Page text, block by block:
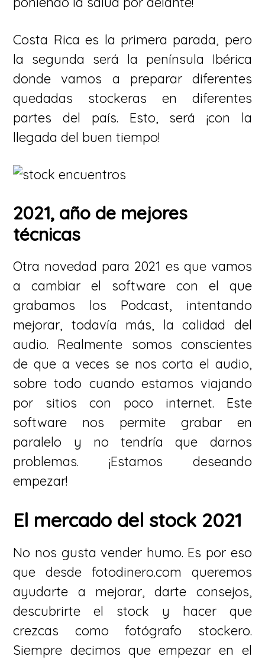
Costa Rica es la primera parada, pero
la segunda será la península Ibérica
donde vamos a preparar diferentes
quedadas stockeras en diferentes
partes del país. Esto, será ¡con la
llegada del buen tiempo!
2021, año de mejores
técnicas
Otra novedad para 2021 es que vamos
a cambiar el software con el que
grabamos los Podcast, intentando
mejorar, todavía más, la calidad del
audio. Realmente somos conscientes
de que a veces se nos corta el audio,
sobre todo cuando estamos viajando
por sitios con poco internet. Este
software nos permite grabar en
paralelo y no tendría que darnos
problemas. ¡Estamos deseando
empezar!
El mercado del stock 2021
No nos gusta vender humo. Es por eso
que desde fotodinero.com queremos
ayudarte a mejorar, darte consejos,
descubrirte el stock y hacer que
crezcas como fotógrafo stockero.
Siempre decimos que empezar en el